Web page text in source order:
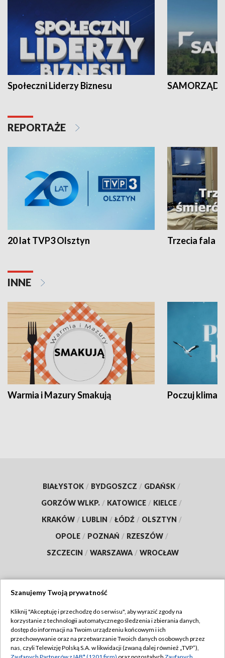
Społeczni Liderzy Biznesu SAMORZĄD
REPORTAŻE
20 lat TVP3 Olsztyn Trzecia fala -
INNE
Warmia i Mazury Smakują Poczuj klimat
BIAŁYSTOK / BYDGOSZCZ / GDAŃSK /
GORZÓW WLKP. / KATOWICE / KIELCE /
KRAKÓW / LUBLIN / ŁÓDŹ / OLSZTYN /
OPOLE / POZNAŃ / RZESZÓW /
SZCZECIN / WARSZAWA / WROCŁAW
TVP
Abonament TVP
Emisja w TVP
Regulamin TVP
Szanujemy Twoją prywatność
Kliknij "Akceptuję i przechodzę do serwisu", aby wyrazić zgody na
korzystanie z technologii automatycznego śledzenia i zbierania danych,
dostęp do informacji na Twoim urządzeniu końcowym i ich
przechowywanie oraz na przetwarzanie Twoich danych osobowych przez
nas, czyli Telewizję Polską S.A. w likwidacji (zwaną dalej również „TVP”),